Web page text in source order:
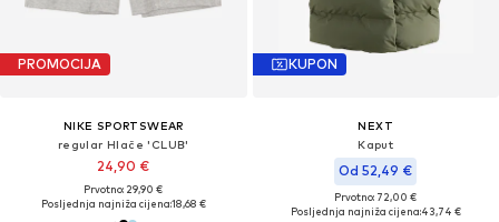
PROMOCIJA
NIKE SPORTSWEAR
regular Hlače 'CLUB'
24,90 €
Prvotno: 29,90 €
Posljednja najniža cijena:18,68 €
KUPON
NEXT
Kaput
Od 52,49 €
Prvotno: 72,00 €
Posljednja najniža cijena:43,74 €